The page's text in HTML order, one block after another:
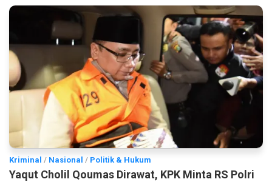
Kriminal / Nasional / Politik & Hukum
Yaqut Cholil Qoumas Dirawat, KPK Minta RS Polri